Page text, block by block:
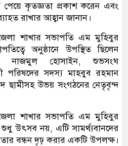
কৃতজ্ঞতা প্রকাশ করেন এবং
রাখার আহ্বান জানান।
শাখার সভাপতি এম মুহিবুর
অনুষ্ঠানে উপস্থিত ছিলেন
নাজমুল হোসাইন, শুভসংঘ
পরিষদের সদস্য মাহবুব রহমান
ছামীসহ উভয় সংগঠনের নেতৃবৃন্দ
শাখার সভাপতি এম মুহিবুর
উৎসব নয়, এটি সামর্থ্যবানদের
বন্ধন দৃঢ় করার একটি উপলক্ষ।